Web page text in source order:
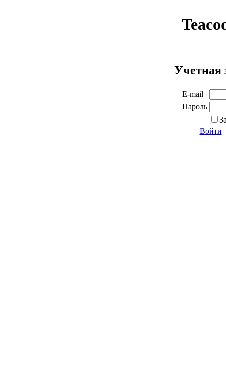
Учетная
E-mail
Пароль
Войти